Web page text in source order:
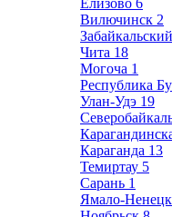
Елизово 6
Вилючинск 2
Чита 18
Могоча 1
Республика
Улан-Удэ 19
Караганда 13
Темиртау 5
Сарань 1
Ямало-